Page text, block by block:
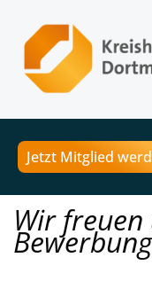
Jetzt Mitglied
Wir